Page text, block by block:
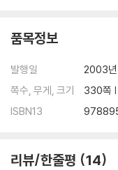
2. 사도행전 이후의 사도바울
10과 성경일독학교를 마
1. 성경일독학교의 결론 :
2. 선악과, 그것이 알고 싶
품목정보
발행일
2003
쪽수, 무게, 크기
330쪽
ISBN13
리뷰/한줄평 14